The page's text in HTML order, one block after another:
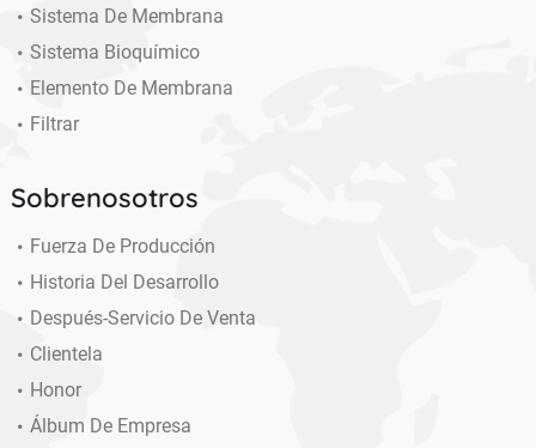
Sistema De Membrana
Sistema Bioquímico
Elemento De Membrana
Filtrar
Sobrenosotros
Fuerza De Producción
Historia Del Desarrollo
Después-Servicio De Venta
Clientela
Honor
Álbum De Empresa